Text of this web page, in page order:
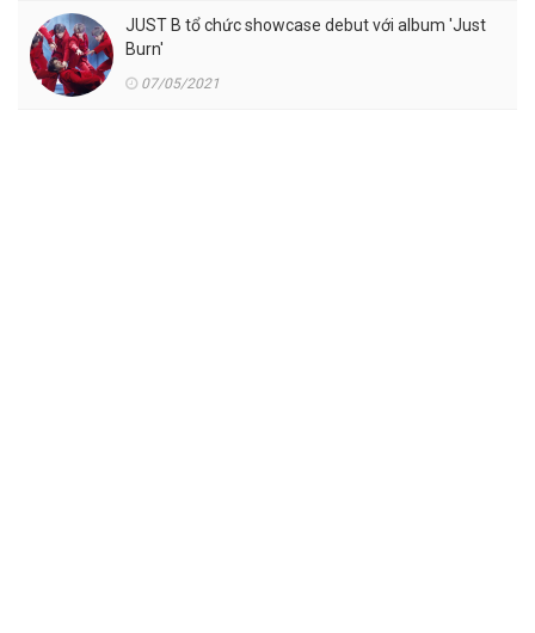
JUST B tổ chức showcase debut với album 'Just
Burn'
07/05/2021